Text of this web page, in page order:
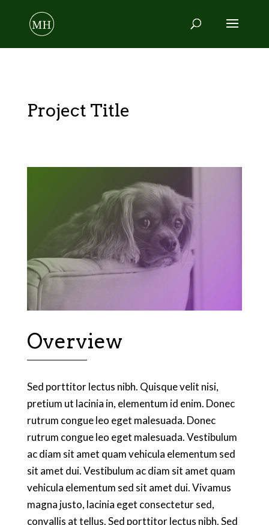
Project Title
Overview
Sed porttitor lectus nibh. Quisque velit nisi,
pretium ut lacinia in, elementum id enim. Donec
rutrum congue leo eget malesuada. Donec
rutrum congue leo eget malesuada. Vestibulum
ac diam sit amet quam vehicula elementum sed
sit amet dui. Vestibulum ac diam sit amet quam
vehicula elementum sed sit amet dui. Vivamus
magna justo, lacinia eget consectetur sed,
convallis at tellus. Sed porttitor lectus nibh. Sed